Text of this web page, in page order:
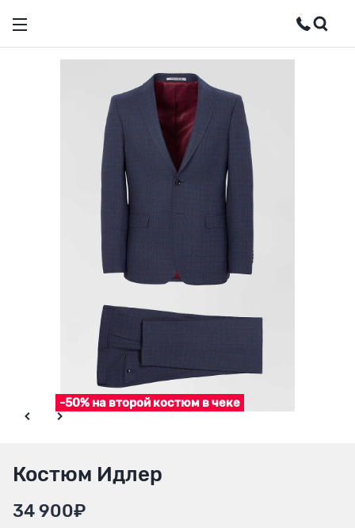
-50% на второй костюм в чеке
Костюм Идлер
34 900₽